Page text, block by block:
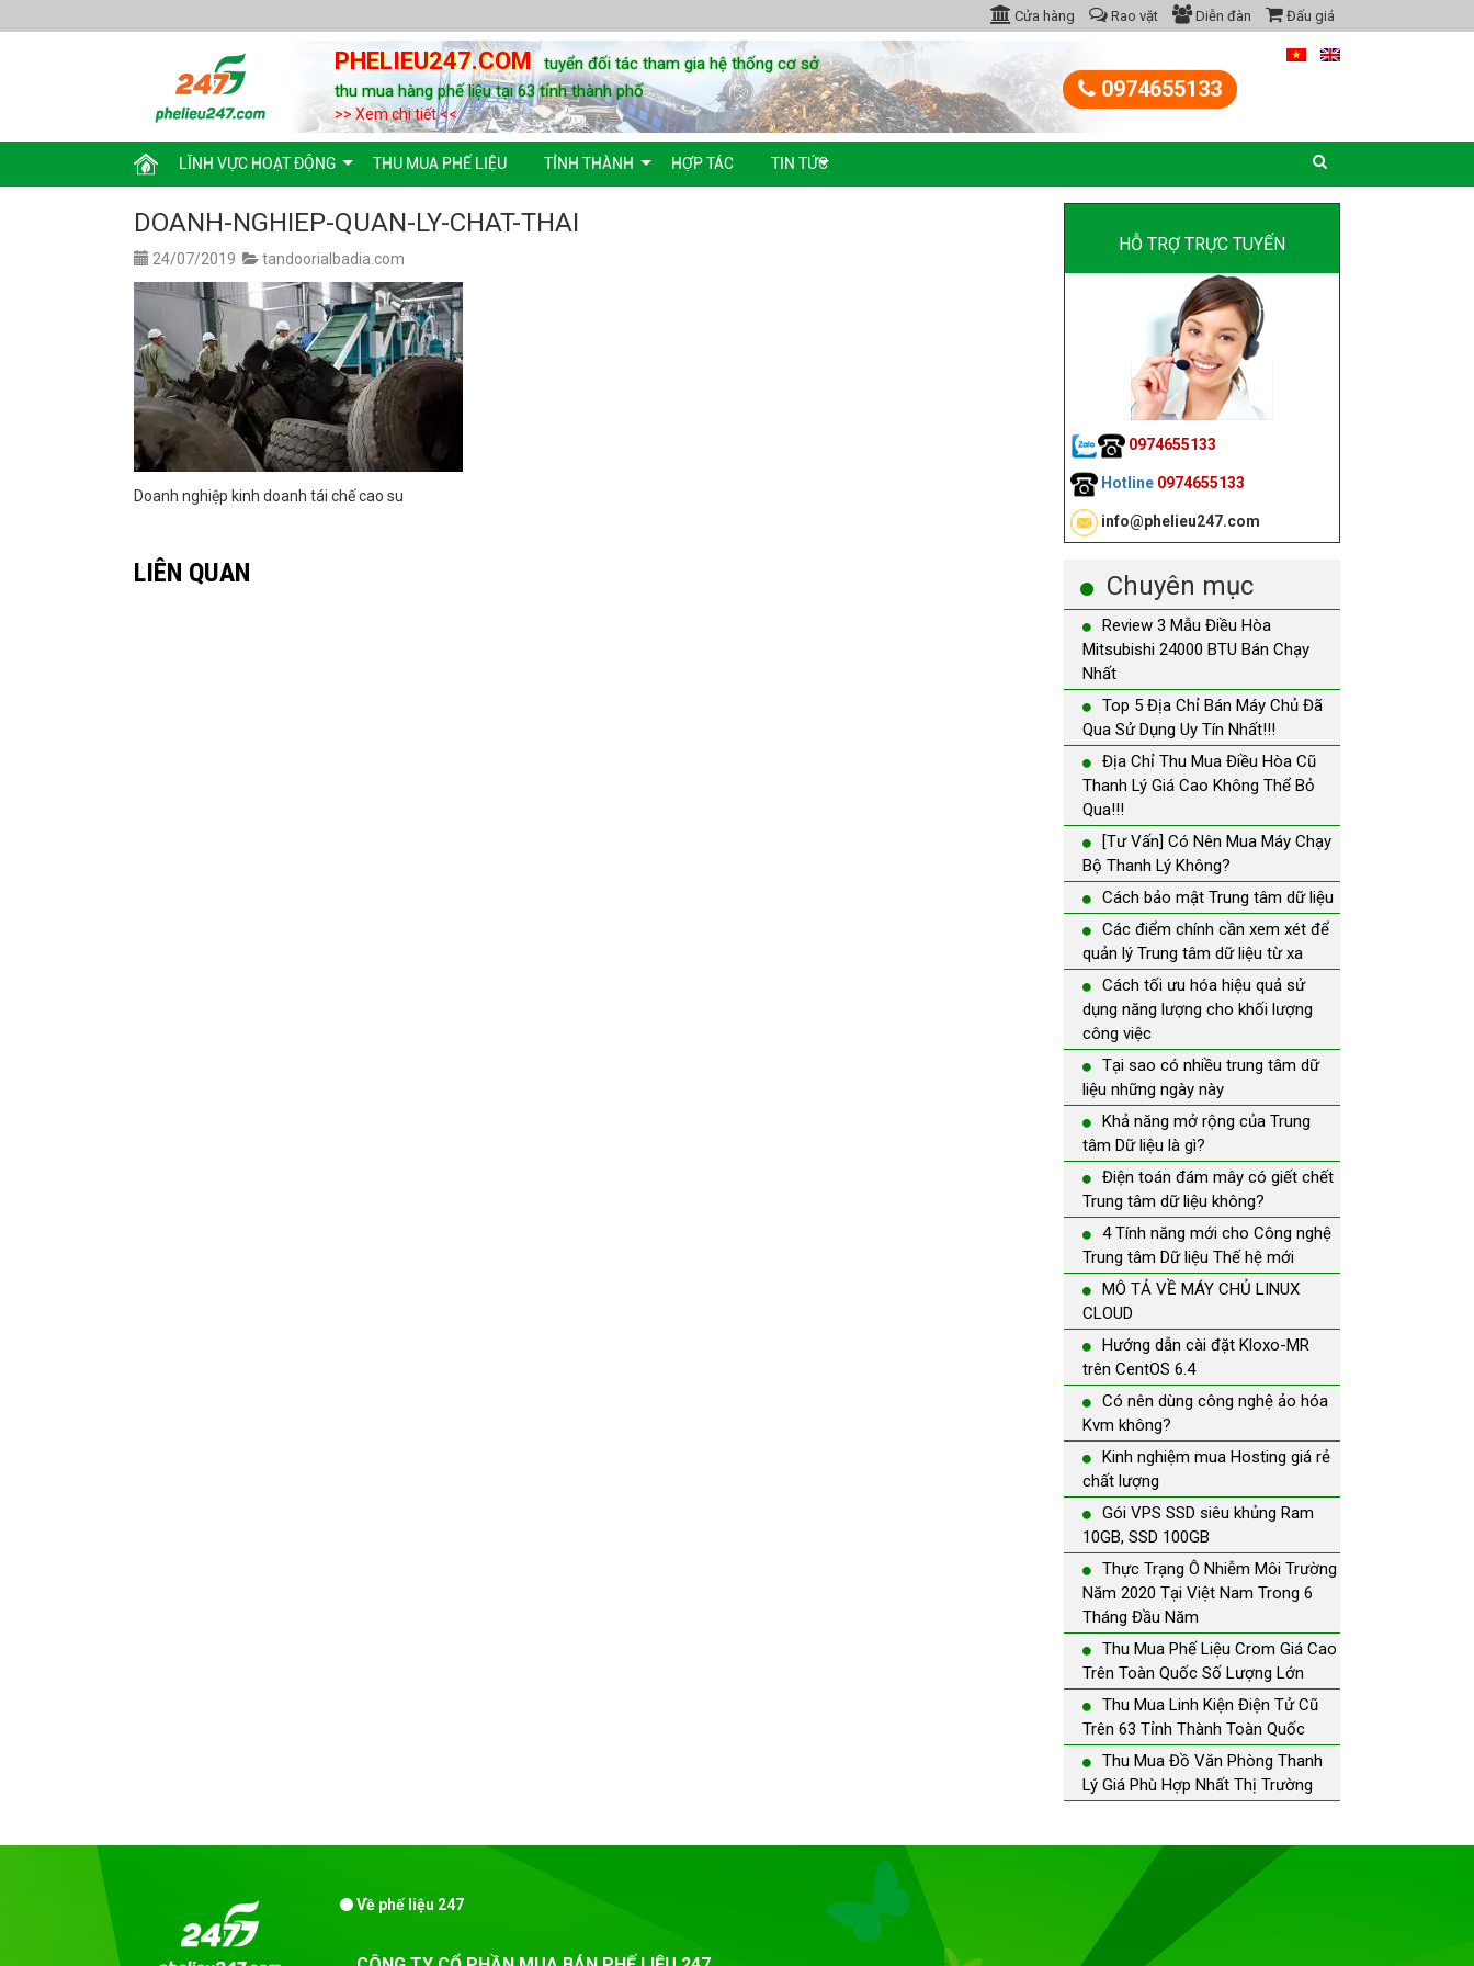
Cửa hàng Rao vặt Diễn đàn Đấu giá
PHELIEU247.COM
tuyển đối tác tham gia hệ thống cơ sở
thu mua hàng phế liệu tại 63 tỉnh thành phố
>> Xem chi tiết <<
0974655133
LĨNH VỰC HOẠT ĐỘNG THU MUA PHẾ LIỆU TỈNH THÀNH HỢP TÁC TIN TỨC
DOANH-NGHIEP-QUAN-LY-CHAT-THAI
24/07/2019 tandoorialbadia.com
Doanh nghiệp kinh doanh tái chế cao su
LIÊN QUAN
HỖ TRỢ TRỰC TUYẾN
0974655133
Hotline 0974655133
info@phelieu247.com
Chuyên mục
Review 3 Mẫu Điều Hòa
Mitsubishi 24000 BTU Bán Chạy
Nhất
Top 5 Địa Chỉ Bán Máy Chủ Đã
Qua Sử Dụng Uy Tín Nhất!!!
Địa Chỉ Thu Mua Điều Hòa Cũ
Thanh Lý Giá Cao Không Thể Bỏ
Qua!!!
[Tư Vấn] Có Nên Mua Máy Chạy
Bộ Thanh Lý Không?
Cách bảo mật Trung tâm dữ liệu
Các điểm chính cần xem xét để
quản lý Trung tâm dữ liệu từ xa
Cách tối ưu hóa hiệu quả sử
dụng năng lượng cho khối lượng
công việc
Tại sao có nhiều trung tâm dữ
liệu những ngày này
Khả năng mở rộng của Trung
tâm Dữ liệu là gì?
Điện toán đám mây có giết chết
Trung tâm dữ liệu không?
4 Tính năng mới cho Công nghệ
Trung tâm Dữ liệu Thế hệ mới
MÔ TẢ VỀ MÁY CHỦ LINUX
CLOUD
Hướng dẫn cài đặt Kloxo-MR
trên CentOS 6.4
Có nên dùng công nghệ ảo hóa
Kvm không?
Kinh nghiệm mua Hosting giá rẻ
chất lượng
Gói VPS SSD siêu khủng Ram
10GB, SSD 100GB
Thực Trạng Ô Nhiễm Môi Trường
Năm 2020 Tại Việt Nam Trong 6
Tháng Đầu Năm
Thu Mua Phế Liệu Crom Giá Cao
Trên Toàn Quốc Số Lượng Lớn
Thu Mua Linh Kiện Điện Tử Cũ
Trên 63 Tỉnh Thành Toàn Quốc
Thu Mua Đồ Văn Phòng Thanh
Lý Giá Phù Hợp Nhất Thị Trường
Về phế liệu 247